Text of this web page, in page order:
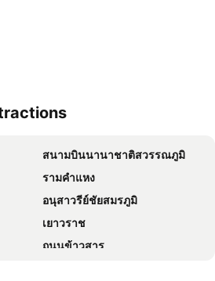
สนามบินนานาชาติสวรรณภูมิ
รามคำแหง
อนุสาวรีย์ชัยสมรภูมิ
เยาวราช
ถนนข้าวสาร